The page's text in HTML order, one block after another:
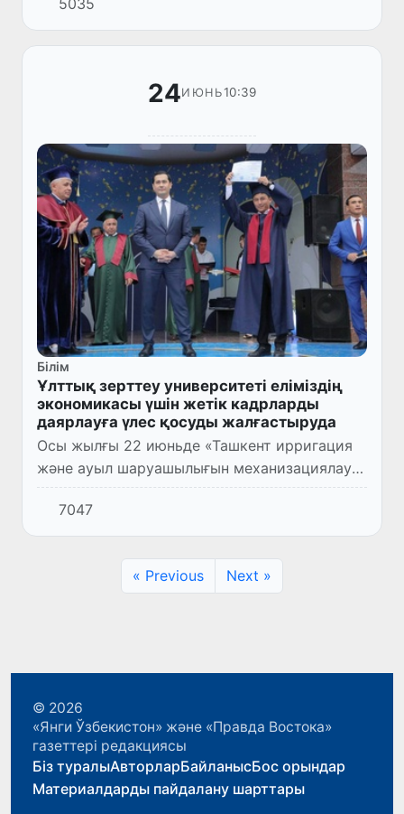
арасында кадрларды даярлау саласындағы
өзара ынтымақтастық туралы м...
5035
24ИЮНЬ10:39
Білім
Ұлттық зерттеу университеті еліміздің
экономикасы үшін жетік кадрларды
даярлауға үлес қосуды жалғастыруда
Осы жылғы 22 июньде «Ташкент ирригация
және ауыл шаруашылығын механизациялау
инженерлері институты» Ұлттық зерттеу
Университетінің бітірушілеріне салтанатты
түрде диплом тапсыру р...
7047
« Previous Next »
© 2026
«Янги Ўзбекистон» және «Правда Востока»
газеттері редакциясы
Біз туралыАвторларБайланысБос орындар
Материалдарды пайдалану шарттары